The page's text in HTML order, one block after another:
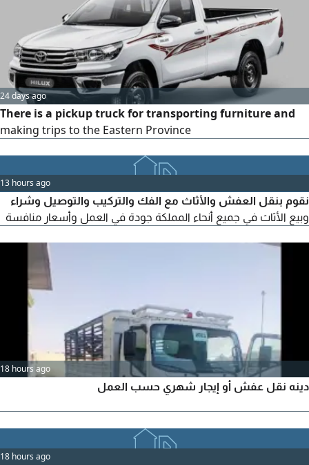
Dismantling & Reinstallation Profess
24 days ago
There is a pickup truck for transporting furniture and
making trips to the Eastern Province
13 hours ago
نقوم بنقل العفش والأثاث مع الفك والتركيب والتوصيل وشراء
وبيع الأثاث في جميع أنحاء المملكة جودة في العمل وأسعار منافسة
18 hours ago
دينه نقل عفش أو إيجار شهري حسب العمل
18 hours ago